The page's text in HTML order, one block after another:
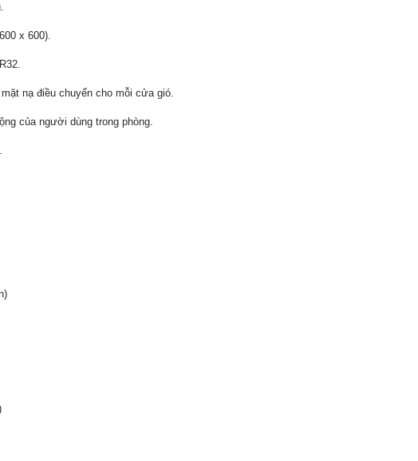
x 600).
nạ điều chuyển cho mỗi cửa gió.
của người dùng trong phòng.